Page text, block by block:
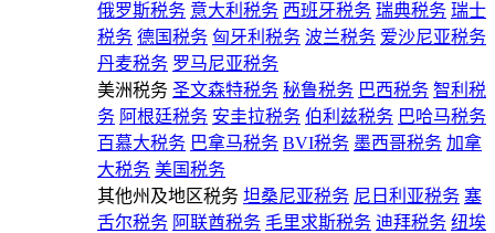
俄罗斯税务 意大利税务 西班牙税务 瑞典税务 瑞士
税务 德国税务 匈牙利税务 波兰税务 爱沙尼亚税务
丹麦税务 罗马尼亚税务
美洲税务 圣文森特税务 秘鲁税务 巴西税务 智利税
务 阿根廷税务 安圭拉税务 伯利兹税务 巴哈马税务
百慕大税务 巴拿马税务 BVI税务 墨西哥税务 加拿
大税务 美国税务
其他州及地区税务 坦桑尼亚税务 尼日利亚税务 塞
舌尔税务 阿联酋税务 毛里求斯税务 迪拜税务 纽埃